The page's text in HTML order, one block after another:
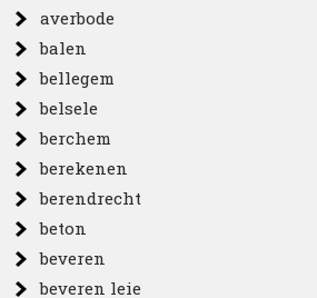
averbode
balen
bellegem
belsele
berchem
berekenen
berendrecht
beton
beveren
beveren leie